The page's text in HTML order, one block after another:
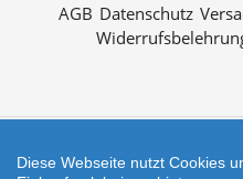
AGB Datenschutz
Zahlungsarten
Diese Webseite nutzt Cookies